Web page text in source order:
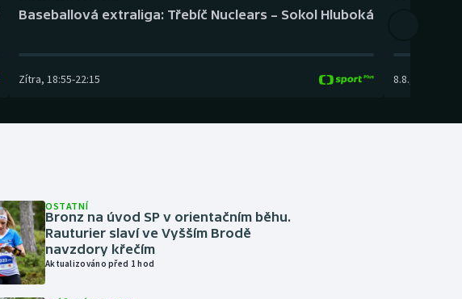
Baseballová extraliga: Třebíč Nuclears – Sokol Hluboká
Zítra, 18:55-22:15 8.8.
OSTATNÍ
Bronz na úvod SP v orientačním běhu.
Rauturier slaví ve Vyšším Brodě
navzdory křečím
Aktualizováno před 1 hod